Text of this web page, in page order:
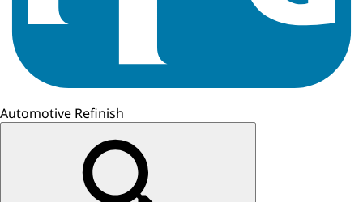
Automotive Refinish